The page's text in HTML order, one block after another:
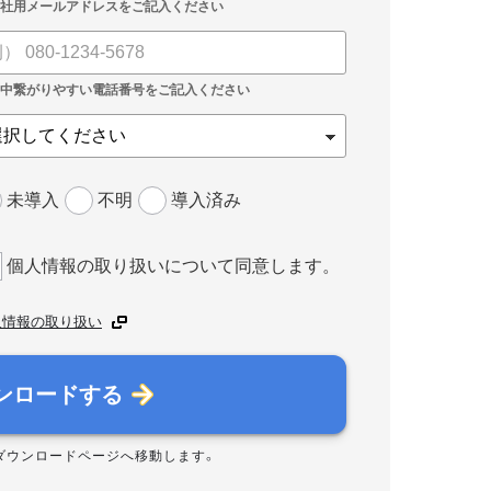
未導入 不明 導入済み
個人情報の取り扱いについて同意します。
報の取り扱い
ロードする
ウンロードページへ移動します。